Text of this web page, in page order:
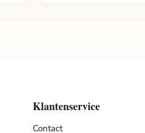
Klantenservice
Contact